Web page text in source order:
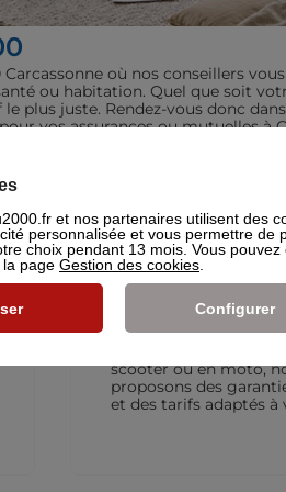
où nos conseillers
ou habitation. Quel que soit
plus juste. Rendez-vous donc
vos assurances ou mutuelles à
Assurance Deux-
L’assurance moto qui
scooter ou en moto,
proposons des
et des tarifs adaptés à
et nos partenaires utilisent des
personnalisée et vous permettre de
choix pendant 13 mois. Vous
la page Gestion des cookies
Configurer